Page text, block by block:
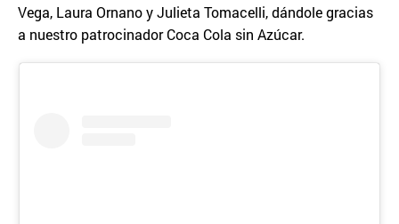
Vega, Laura Ornano y Julieta Tomacelli, dándole gracias
a nuestro patrocinador Coca Cola sin Azúcar.